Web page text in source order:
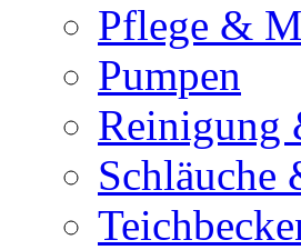
Pflege &
Pumpen
Reinigung
Schläuche